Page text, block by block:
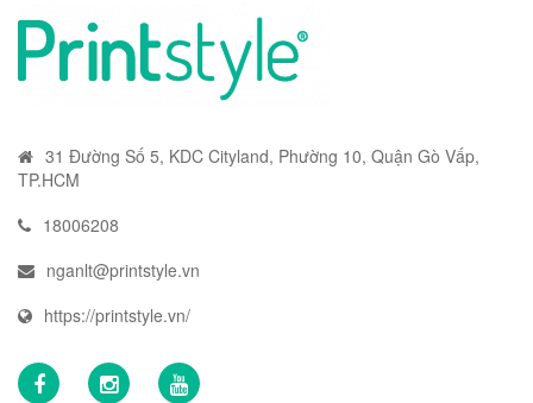
31 Đường Số 5, KDC Cityland, Phường 10, Quận Gò Vấp,
TP.HCM
18006208
nganlt@printstyle.vn
https://printstyle.vn/